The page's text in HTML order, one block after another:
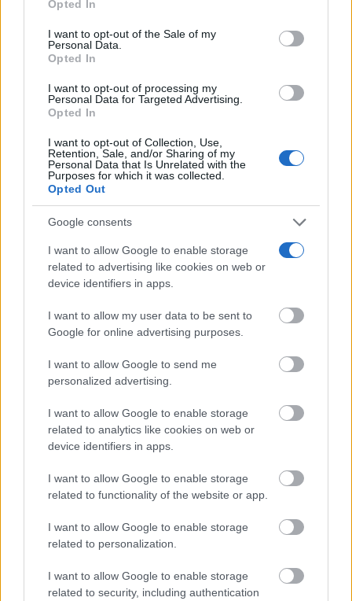
Please note that this website/app uses one or more Google
services and may gather and store information including but
not limited to your visit or usage behaviour. You may click to
use your data for below specified purposes in below Google
consent section.
Opted In
I want to opt-out of the Sale of my
Personal Data.
Opted In
I want to opt-out of processing my
Personal Data for Targeted Advertising.
Opted In
I want to opt-out of Collection, Use,
Retention, Sale, and/or Sharing of my
Personal Data that Is Unrelated with the
Purposes for which it was collected.
Opted Out
Google consents
I want to allow Google to enable storage
related to advertising like cookies on web or
device identifiers in apps.
I want to allow my user data to be sent to
Google for online advertising purposes.
I want to allow Google to send me
personalized advertising.
I want to allow Google to enable storage
related to analytics like cookies on web or
device identifiers in apps.
I want to allow Google to enable storage
related to functionality of the website or app.
I want to allow Google to enable storage
related to personalization.
I want to allow Google to enable storage
related to security, including authentication
¿Por qué se contagia?
La ciencia explica por qué el bostezo es contagioso
9 apps que valen oro
No son populares, pero sí extraordinariamente
útiles